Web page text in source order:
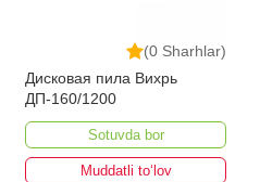
(0 Sharhlar)
Дисковая пила Вихрь
ДП-160/1200
Sotuvda bor
Muddatli to‘lov